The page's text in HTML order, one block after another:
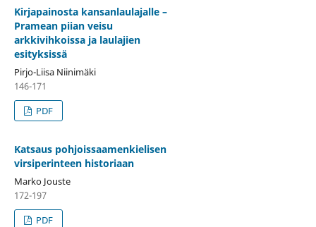
Kirjapainosta kansanlaulajalle –
Pramean piian veisu
arkkivihkoissa ja laulajien
esityksissä
Pirjo-Liisa Niinimäki
146-171
PDF
Katsaus pohjoissaamenkielisen
virsiperinteen historiaan
Marko Jouste
172-197
PDF